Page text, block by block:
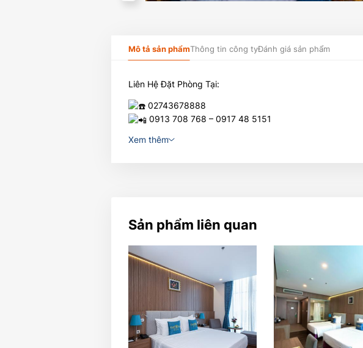
Mô tả sản phẩmThông tin công tyĐánh giá sản phẩm
Liên Hệ Đặt Phòng Tại:
02743678888
0913 708 768 – 0917 48 5151
Xem thêm
Sản phẩm liên quan